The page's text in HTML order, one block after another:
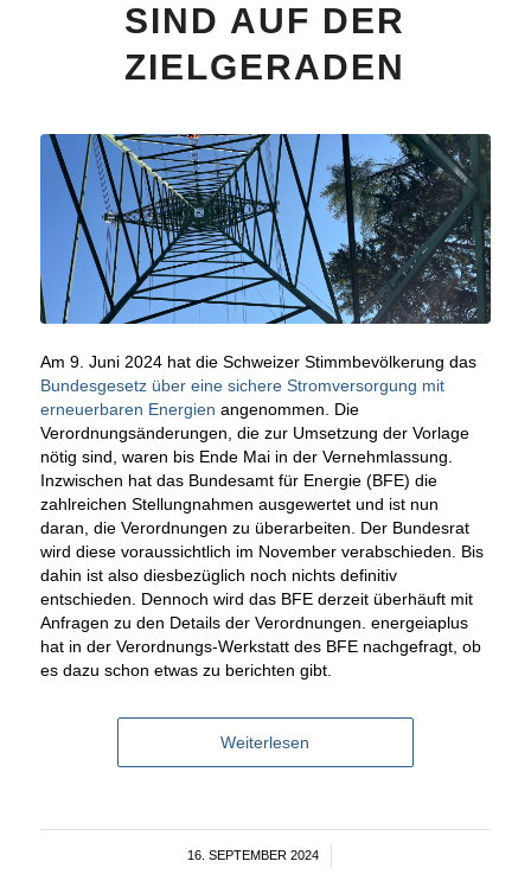
SIND AUF DER
ZIELGERADEN
Am 9. Juni 2024 hat die Schweizer Stimmbevölkerung das
Bundesgesetz über eine sichere Stromversorgung mit
erneuerbaren Energien angenommen. Die
Verordnungsänderungen, die zur Umsetzung der Vorlage
nötig sind, waren bis Ende Mai in der Vernehmlassung.
Inzwischen hat das Bundesamt für Energie (BFE) die
zahlreichen Stellungnahmen ausgewertet und ist nun
daran, die Verordnungen zu überarbeiten. Der Bundesrat
wird diese voraussichtlich im November verabschieden. Bis
dahin ist also diesbezüglich noch nichts definitiv
entschieden. Dennoch wird das BFE derzeit überhäuft mit
Anfragen zu den Details der Verordnungen. energeiaplus
hat in der Verordnungs-Werkstatt des BFE nachgefragt, ob
es dazu schon etwas zu berichten gibt.
Weiterlesen
16. SEPTEMBER 2024
/